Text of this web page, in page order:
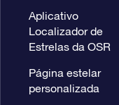
Aplicativo
Localizador de
Estrelas da OSR
Página estelar
personalizada